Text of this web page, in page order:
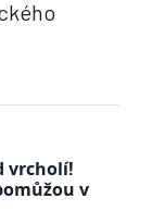
vrcholí!
v